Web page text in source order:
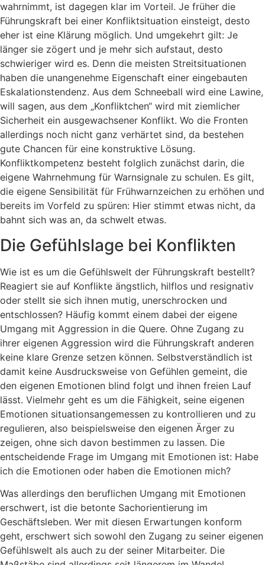
wahrnimmt, ist dagegen klar im Vorteil. Je früher die
Führungskraft bei einer Konfliktsituation einsteigt, desto
eher ist eine Klärung möglich. Und umgekehrt gilt: Je
länger sie zögert und je mehr sich aufstaut, desto
schwieriger wird es. Denn die meisten Streitsituationen
haben die unangenehme Eigenschaft einer eingebauten
Eskalationstendenz. Aus dem Schneeball wird eine Lawine,
will sagen, aus dem „Konfliktchen“ wird mit ziemlicher
Sicherheit ein ausgewachsener Konflikt. Wo die Fronten
allerdings noch nicht ganz verhärtet sind, da bestehen
gute Chancen für eine konstruktive Lösung.
Konfliktkompetenz besteht folglich zunächst darin, die
eigene Wahrnehmung für Warnsignale zu schulen. Es gilt,
die eigene Sensibilität für Frühwarnzeichen zu erhöhen und
bereits im Vorfeld zu spüren: Hier stimmt etwas nicht, da
bahnt sich was an, da schwelt etwas.
Die Gefühlslage bei Konflikten
Wie ist es um die Gefühlswelt der Führungskraft bestellt?
Reagiert sie auf Konflikte ängstlich, hilflos und resignativ
oder stellt sie sich ihnen mutig, unerschrocken und
entschlossen? Häufig kommt einem dabei der eigene
Umgang mit Aggression in die Quere. Ohne Zugang zu
ihrer eigenen Aggression wird die Führungskraft anderen
keine klare Grenze setzen können. Selbstverständlich ist
damit keine Ausdrucksweise von Gefühlen gemeint, die
den eigenen Emotionen blind folgt und ihnen freien Lauf
lässt. Vielmehr geht es um die Fähigkeit, seine eigenen
Emotionen situationsangemessen zu kontrollieren und zu
regulieren, also beispielsweise den eigenen Ärger zu
zeigen, ohne sich davon bestimmen zu lassen. Die
entscheidende Frage im Umgang mit Emotionen ist: Habe
ich die Emotionen oder haben die Emotionen mich?
Was allerdings den beruflichen Umgang mit Emotionen
erschwert, ist die betonte Sachorientierung im
Geschäftsleben. Wer mit diesen Erwartungen konform
geht, erschwert sich sowohl den Zugang zu seiner eigenen
Gefühlswelt als auch zu der seiner Mitarbeiter. Die